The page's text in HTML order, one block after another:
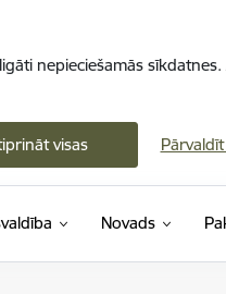
nepieciešamās
visas
Novads